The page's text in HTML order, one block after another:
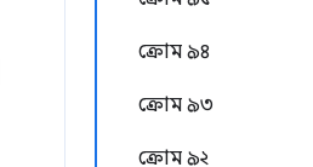
ক্রোম ৯৪
ক্রোম ৯৩
ক্রোম ৯২